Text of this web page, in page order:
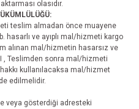
olasıdır.
teslim almadan önce muayene
hasarlı ve ayıplı mal/hizmeti kargo
alınan mal/hizmetin hasarsız ve
, Teslimden sonra mal/hizmeti
kullanılacaksa mal/hizmet
edilmelidir.
veya gösterdiği adresteki